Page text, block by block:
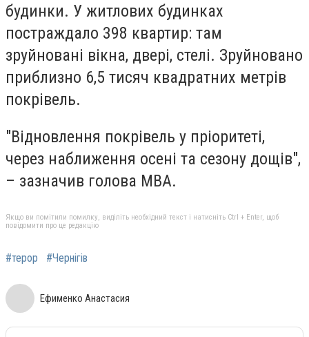
будинки. У житлових будинках
постраждало 398 квартир: там
зруйновані вікна, двері, стелі. Зруйновано
приблизно 6,5 тисяч квадратних метрів
покрівель.
"Відновлення покрівель у пріоритеті,
через наближення осені та сезону дощів",
– зазначив голова МВА.
Якщо ви помітили помилку, виділіть необхідний текст і натисніть Ctrl + Enter, щоб
повідомити про це редакцію
#терор #Чернігів
Ефименко Анастасия